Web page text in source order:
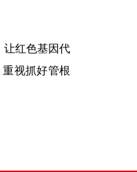
红色基因代
视抓好管根